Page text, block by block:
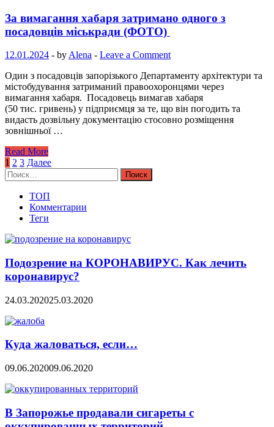
За вимагання хабаря затримано одного з
посадовців міськради (ФОТО)
12.01.2024 - by Alena - Leave a Comment
Один з посадовців запорізького Департаменту архітектури та
містобудування затриманий правоохоронцями через
вимагання хабаря. Посадовець вимагав хабаря
(50 тис. гривень) у підприємця за те, що він погодить та
видасть дозвільну документацію стосовно розміщення
зовнішньої …
Read More
Навигация
по
записям
1 2 3 Далее
Найти:
ТОП
Комментарии
Теги
Подозрение на КОРОНАВИРУС. Как лечить
коронавирус?
24.03.202025.03.2020
Куда жаловаться, если…
09.06.202009.06.2020
В Запорожье продавали сигареты с